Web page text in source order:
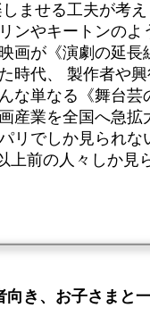
ませる工夫が考
ンやキートンの
画が《演劇の延
時代、 製作者や
な単なる《舞台芸
産業を全国へ急
リでしか見られ
上前の人々しか見